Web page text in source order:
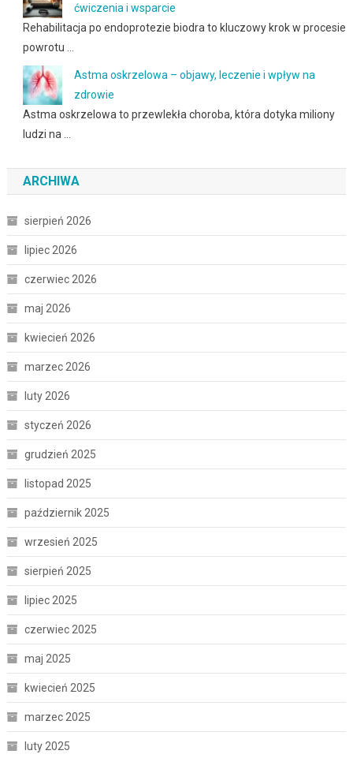
ćwiczenia i wsparcie
Rehabilitacja po endoprotezie biodra to kluczowy krok w procesie
powrotu …
Astma oskrzelowa – objawy, leczenie i wpływ na
zdrowie
Astma oskrzelowa to przewlekła choroba, która dotyka miliony
ludzi na …
ARCHIWA
sierpień 2026
lipiec 2026
czerwiec 2026
maj 2026
kwiecień 2026
marzec 2026
luty 2026
styczeń 2026
grudzień 2025
listopad 2025
październik 2025
wrzesień 2025
sierpień 2025
lipiec 2025
czerwiec 2025
maj 2025
kwiecień 2025
marzec 2025
luty 2025